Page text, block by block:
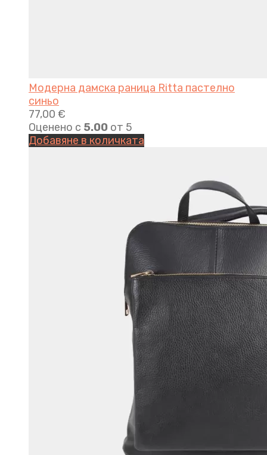
Модерна дамска раница Ritta пастелно
синьо
77,00 €
Оценено с 5.00 от 5
Добавяне в количката